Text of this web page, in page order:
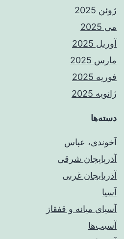
ژوئن 2025
می 2025
آوریل 2025
مارس 2025
فوریه 2025
ژانویه 2025
دسته‌ها
آخوندی، عباس
آذربایجان شرقی
آذربایجان غربی
آسیا
آسیای میانه و قفقاز
آسیب‌ها